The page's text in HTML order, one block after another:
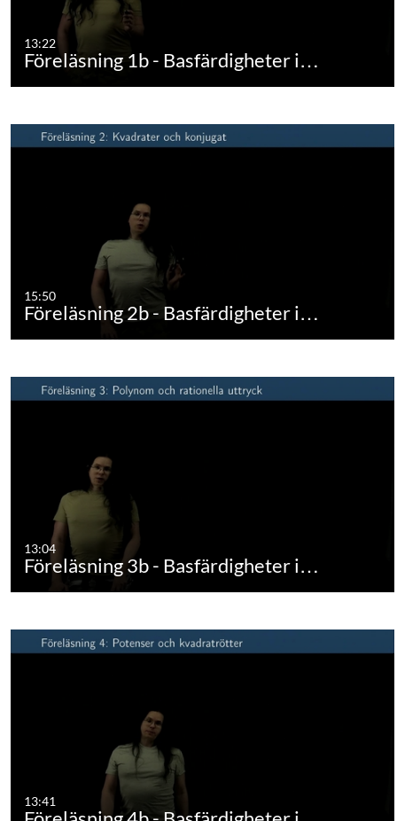
13:22
Föreläsning 1b - Basfärdigheter i…
15:50
Föreläsning 2b - Basfärdigheter i…
13:04
Föreläsning 3b - Basfärdigheter i…
13:41